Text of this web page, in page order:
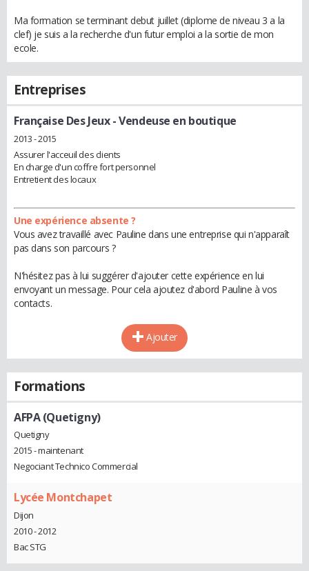
Ma formation se terminant debut juillet (diplome de niveau 3 a la
clef) je suis a la recherche d'un futur emploi a la sortie de mon
ecole.
Entreprises
Française Des Jeux- Vendeuse en boutique
2013 - 2015
Assurer l'acceuil des clients
En charge d'un coffre fort personnel
Entretient des locaux
Une expérience absente ?
Vous avez travaillé avec Pauline dans une entreprise qui n'apparaît
pas dans son parcours ?
N'hésitez pas à lui suggérer d'ajouter cette expérience en lui
envoyant un message. Pour cela ajoutez d'abord Pauline à vos
contacts.
Ajouter
Formations
AFPA (Quetigny)
Quetigny
2015 - maintenant
Negociant Technico Commercial
Lycée Montchapet
Dijon
2010 - 2012
Bac STG